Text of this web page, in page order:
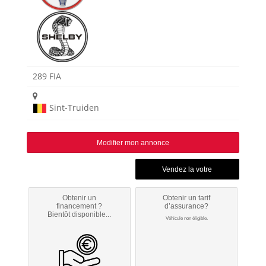
289 FIA
Sint-Truiden
Modifier mon annonce
Obtenir un
financement ?
Bientôt disponible...
Obtenir un tarif
d’assurance?
Véhicule non éligible.